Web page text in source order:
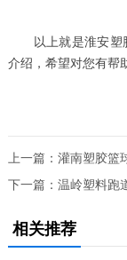
以上就是淮安塑胶
介绍，希望对您有帮
上一篇： 灌南塑胶篮
下一篇： 温岭塑料跑
相关推荐